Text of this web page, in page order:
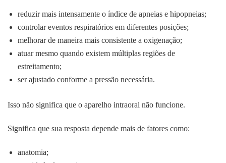
reduzir mais intensamente o índice de apneias e hipopneias;
controlar eventos respiratórios em diferentes posições;
melhorar de maneira mais consistente a oxigenação;
atuar mesmo quando existem múltiplas regiões de
estreitamento;
ser ajustado conforme a pressão necessária.
Isso não significa que o aparelho intraoral não funcione.
Significa que sua resposta depende mais de fatores como:
anatomia;